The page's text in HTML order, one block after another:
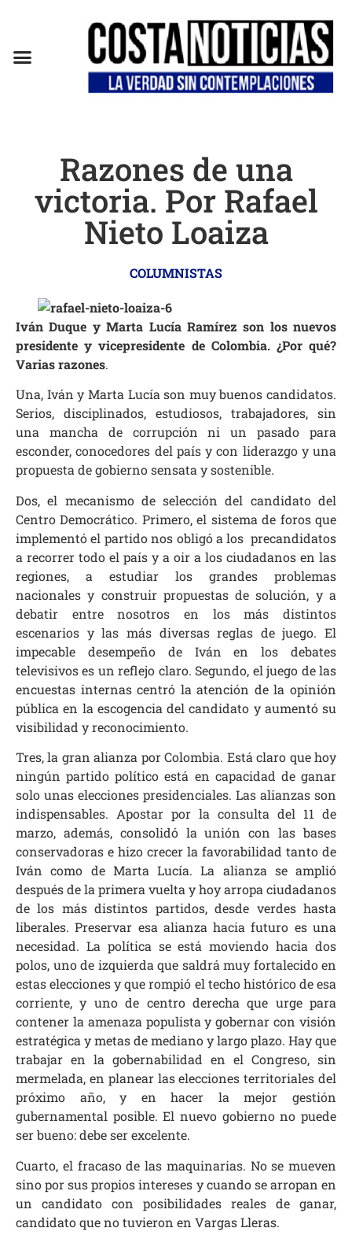
Razones de una
victoria. Por Rafael
Nieto Loaiza
COLUMNISTAS
Iván Duque y Marta Lucía Ramírez son los nuevos
presidente y vicepresidente de Colombia. ¿Por qué?
Varias razones.
Una, Iván y Marta Lucía son muy buenos candidatos.
Serios, disciplinados, estudiosos, trabajadores, sin
una mancha de corrupción ni un pasado para
esconder, conocedores del país y con liderazgo y una
propuesta de gobierno sensata y sostenible.
Dos, el mecanismo de selección del candidato del
Centro Democrático. Primero, el sistema de foros que
implementó el partido nos obligó a los precandidatos
a recorrer todo el país y a oir a los ciudadanos en las
regiones, a estudiar los grandes problemas
nacionales y construir propuestas de solución, y a
debatir entre nosotros en los más distintos
escenarios y las más diversas reglas de juego. El
impecable desempeño de Iván en los debates
televisivos es un reflejo claro. Segundo, el juego de las
encuestas internas centró la atención de la opinión
pública en la escogencia del candidato y aumentó su
visibilidad y reconocimiento.
Tres, la gran alianza por Colombia. Está claro que hoy
ningún partido político está en capacidad de ganar
solo unas elecciones presidenciales. Las alianzas son
indispensables. Apostar por la consulta del 11 de
marzo, además, consolidó la unión con las bases
conservadoras e hizo crecer la favorabilidad tanto de
Iván como de Marta Lucía. La alianza se amplió
después de la primera vuelta y hoy arropa ciudadanos
de los más distintos partidos, desde verdes hasta
liberales. Preservar esa alianza hacia futuro es una
necesidad. La política se está moviendo hacia dos
polos, uno de izquierda que saldrá muy fortalecido en
estas elecciones y que rompió el techo histórico de esa
corriente, y uno de centro derecha que urge para
contener la amenaza populista y gobernar con visión
estratégica y metas de mediano y largo plazo. Hay que
trabajar en la gobernabilidad en el Congreso, sin
mermelada, en planear las elecciones territoriales del
próximo año, y en hacer la mejor gestión
gubernamental posible. El nuevo gobierno no puede
ser bueno: debe ser excelente.
Cuarto, el fracaso de las maquinarias. No se mueven
sino por sus propios intereses y cuando se arropan en
un candidato con posibilidades reales de ganar,
candidato que no tuvieron en Vargas Lleras.